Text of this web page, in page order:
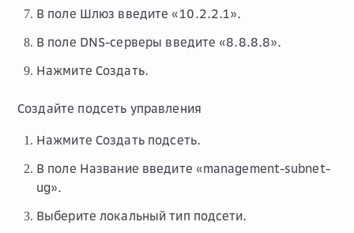
В поле Шлюз введите «10.2.2.1».
В поле DNS-серверы введите «8.8.8.8».
Нажмите Создать.
Создайте подсеть управления
Нажмите Создать подсеть.
В поле Название введите «management-subnet-
ug».
Выберите локальный тип подсети.